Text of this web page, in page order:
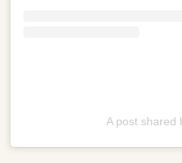
A post shared